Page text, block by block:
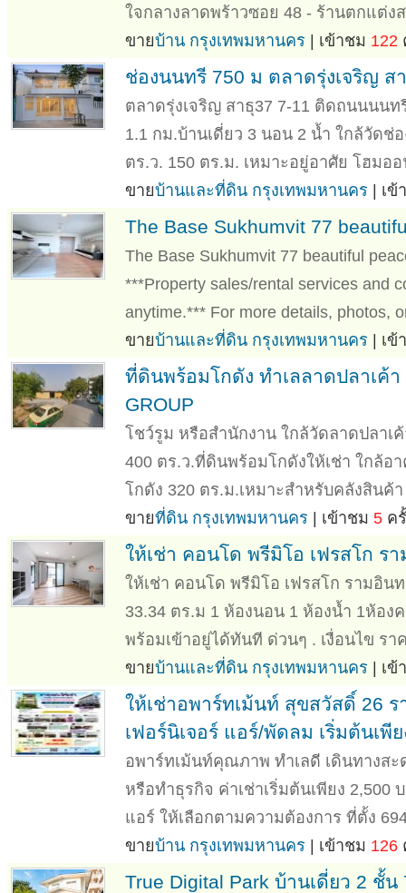
ใจกลางลาดพร้าวซอย 48 - ร้านตกแต่
ขายบ้าน กรุงเทพมหานคร | เข้าชม 122
ช่องนนทรี 750 ม ตลาดรุ่งเจริญ ส
ตลาดรุ่งเจริญ สาธุ37 7-11 ติดถนนนน
1.1 กม.บ้านเดี่ยว 3 นอน 2 น้ำ ใกล้วัดช่
ตร.ว. 150 ตร.ม. เหมาะอยู่อาศัย โฮมอ
ขายบ้านและที่ดิน กรุงเทพมหานคร | เ
The Base Sukhumvit 77
The Base Sukhumvit 77 beautiful
***Property sales/rental services and
anytime.*** For more details, photos,
ขายบ้านและที่ดิน กรุงเทพมหานคร | เ
ที่ดินพร้อมโกดัง ทำเลลาดปลาเค้า
GROUP
โชว์รูม หรือสำนักงาน ใกล้วัดลาดปลาเ
400 ตร.ว.ที่ดินพร้อมโกดังให้เช่า ใกล้อ
โกดัง 320 ตร.ม.เหมาะสำหรับคลังสินค้
ขายที่ดิน กรุงเทพมหานคร | เข้าชม 5 ค
ให้เช่า คอนโด พรีมิโอ เฟรสโก ร
ให้เช่า คอนโด พรีมิโอ เฟรสโก รามอิน
33.34 ตร.ม 1 ห้องนอน 1 ห้องน้ำ 1ห้อ
พร้อมเข้าอยู่ได้ทันที ด่วนๆ . เงื่อนไข รา
ขายบ้านและที่ดิน กรุงเทพมหานคร | เ
ให้เช่าอพาร์ทเม้นท์ สุขสวัสดิ์ 26
เฟอร์นิเจอร์ แอร์/พัดลม เริ่มต้นเพี
อพาร์ทเม้นท์คุณภาพ ทำเลดี เดินทางส
หรือทำธุรกิจ ค่าเช่าเริ่มต้นเพียง
แอร์ ให้เลือกตามความต้องการ ที่ตั้ง
ขายบ้าน กรุงเทพมหานคร | เข้าชม 126
True Digital Park บ้านเดี่ยว 2 ชั้น